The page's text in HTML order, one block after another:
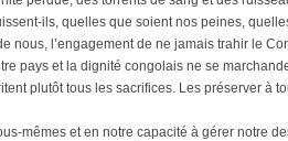
ils, quelles que soient nos peines,
nous, l’engagement de ne jamais trahir le
pays et la dignité congolais ne se
plutôt tous les sacrifices. Les préserver à
mêmes et en notre capacité à gérer notre